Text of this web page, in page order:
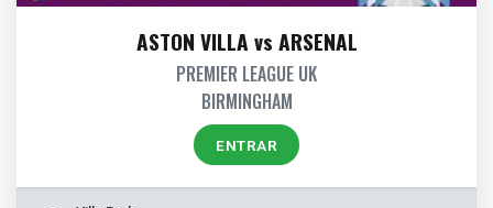
ASTON VILLA vs ARSENAL
PREMIER LEAGUE UK
BIRMINGHAM
ENTRAR